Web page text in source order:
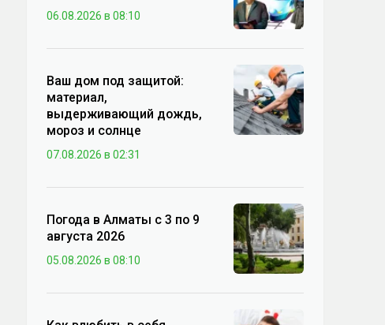
06.08.2026 в 08:10
Ваш дом под защитой:
материал,
выдерживающий дождь,
мороз и солнце
07.08.2026 в 02:31
Погода в Алматы с 3 по 9
августа 2026
05.08.2026 в 08:10